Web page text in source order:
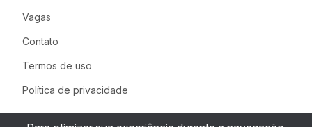
Vagas
Contato
Termos de uso
Política de privacidade